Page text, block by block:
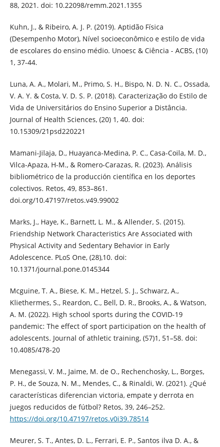
88, 2021. doi: 10.22098/remm.2021.1355
Kuhn, J., & Ribeiro, A. J. P. (2019). Aptidão Física
(Desempenho Motor), Nível socioeconômico e estilo de vida
de escolares do ensino médio. Unoesc & Ciência - ACBS, (10)
1, 37-44.
Luna, A. A., Molari, M., Primo, S. H., Bispo, N. D. N. C., Ossada,
V. A. Y. & Costa, V. D. S. P. (2018). Caracterização do Estilo de
Vida de Universitários do Ensino Superior a Distância.
Journal of Health Sciences, (20) 1, 40. doi:
10.15309/21psd220221
Mamani-Jilaja, D., Huayanca-Medina, P. C., Casa-Coila, M. D.,
Vilca-Apaza, H-M., & Romero-Carazas, R. (2023). Análisis
bibliométrico de la producción científica en los deportes
colectivos. Retos, 49, 853–861.
doi.org/10.47197/retos.v49.99002
Marks, J., Haye, K., Barnett, L. M., & Allender, S. (2015).
Friendship Network Characteristics Are Associated with
Physical Activity and Sedentary Behavior in Early
Adolescence. PLoS One, (28),10. doi:
10.1371/journal.pone.0145344
Mcguine, T. A., Biese, K. M., Hetzel, S. J., Schwarz, A.,
Kliethermes, S., Reardon, C., Bell, D. R., Brooks, A., & Watson,
A. M. (2022). High school sports during the COVID-19
pandemic: The effect of sport participation on the health of
adolescents. Journal of athletic training, (57)1, 51–58. doi:
10.4085/478-20
Menegassi, V. M., Jaime, M. de O., Rechenchosky, L., Borges,
P. H., de Souza, N. M., Mendes, C., & Rinaldi, W. (2021). ¿Qué
características diferencian victoria, empate y derrota en
juegos reducidos de fútbol? Retos, 39, 246–252.
https://doi.org/10.47197/retos.v0i39.78514
Meurer, S. T., Antes, D. L., Ferrari, E. P., Santos ilva D. A., &